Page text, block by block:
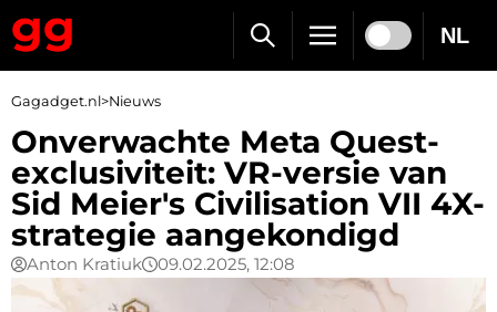
NL
Gagadget.nl>Nieuws
Onverwachte Meta Quest-
exclusiviteit: VR-versie van
Sid Meier's Civilisation VII 4X-
strategie aangekondigd
Anton Kratiuk 09.02.2025, 12:08